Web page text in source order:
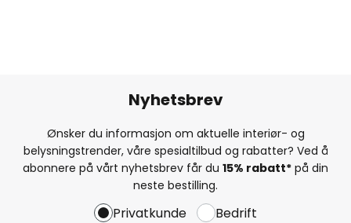
Nyhetsbrev
Ønsker du informasjon om aktuelle interiør- og
belysningstrender, våre spesialtilbud og rabatter? Ved å
abonnere på vårt nyhetsbrev får du 15% rabatt* på din
neste bestilling.
Privatkunde Bedrift